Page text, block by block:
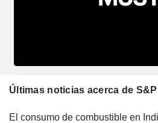
Últimas noticias acerca de
El consumo de combustible en